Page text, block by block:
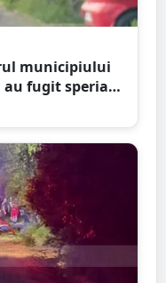
municipiului
au fugit speriate
câinilor